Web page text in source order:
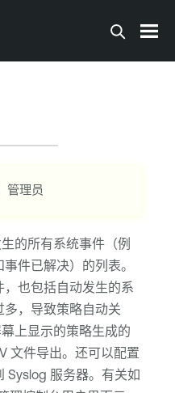
管理员
的所有系统事件（例
件已解决）的列表。
也包括自动发生的系
，导致策略自动关
幕上显示的策略生成的
文件导出。还可以配置
Syslog 服务器。有关如